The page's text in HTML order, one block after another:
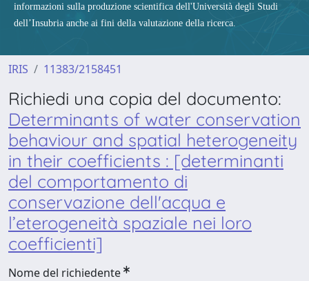
informazioni sulla produzione scientifica dell'Università degli Studi
dell’Insubria anche ai fini della valutazione della ricerca.
IRIS 11383/2158451
Richiedi una copia del documento:
Determinants of water conservation
behaviour and spatial heterogeneity
in their coefficients : [determinanti
del comportamento di
conservazione dell'acqua e
l’eterogeneità spaziale nei loro
coefficienti]
Nome del richiedente